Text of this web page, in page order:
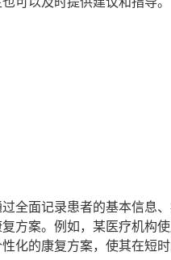
全面记录患者的基本信息
方案。例如，某医疗机构
化的康复方案，使其在短